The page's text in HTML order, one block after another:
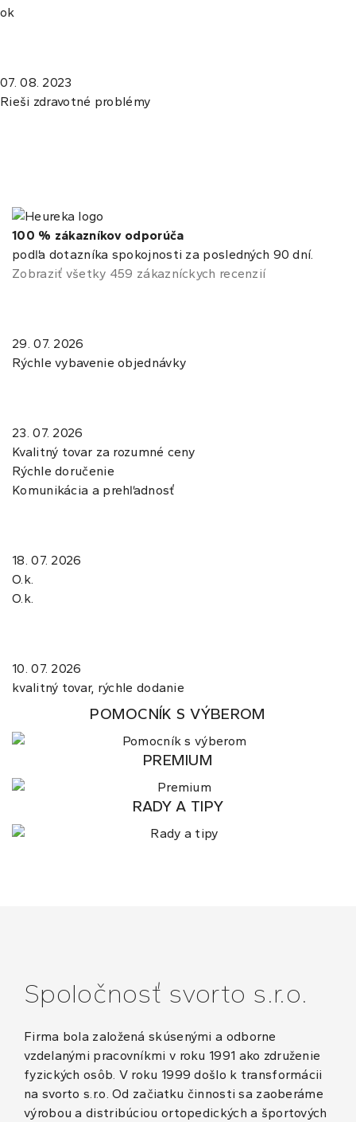
ok
07. 08. 2023
Rieši zdravotné problémy
100 % zákazníkov odporúča
podľa dotazníka spokojnosti za posledných 90 dní.
Zobraziť všetky 459 zákazníckych recenzií
29. 07. 2026
Rýchle vybavenie objednávky
23. 07. 2026
Kvalitný tovar za rozumné ceny
Rýchle doručenie
Komunikácia a prehľadnosť
18. 07. 2026
O.k.
O.k.
10. 07. 2026
kvalitný tovar, rýchle dodanie
POMOCNÍK S VÝBEROM
PREMIUM
RADY A TIPY
Spoločnosť svorto s.r.o.
Firma bola založená skúsenými a odborne
vzdelanými pracovníkmi v roku 1991 ako združenie
fyzických osôb. V roku 1999 došlo k transformácii
na svorto s.r.o. Od začiatku činnosti sa zaoberáme
výrobou a distribúciou ortopedických a športových